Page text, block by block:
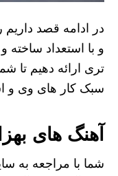
در ادامه قصد داریم
و با استعداد
تری ارائه دهیم تا
سبک کار های وی و
آهنگ های
شما با مراجعه به